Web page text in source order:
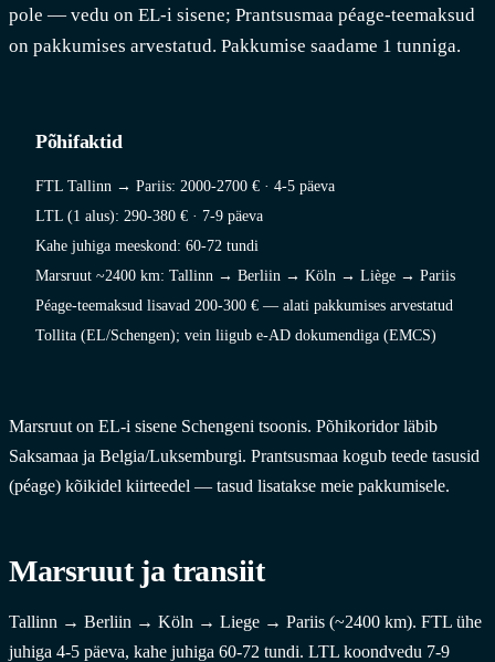
pole — vedu on EL-i sisene; Prantsusmaa péage-teemaksud
on pakkumises arvestatud. Pakkumise saadame 1 tunniga.
Põhifaktid
FTL Tallinn → Pariis: 2000-2700 € · 4-5 päeva
LTL (1 alus): 290-380 € · 7-9 päeva
Kahe juhiga meeskond: 60-72 tundi
Marsruut ~2400 km: Tallinn → Berliin → Köln → Liège → Pariis
Péage-teemaksud lisavad 200-300 € — alati pakkumises arvestatud
Tollita (EL/Schengen); vein liigub e-AD dokumendiga (EMCS)
Marsruut on EL-i sisene Schengeni tsoonis. Põhikoridor läbib
Saksamaa ja Belgia/Luksemburgi. Prantsusmaa kogub teede tasusid
(péage) kõikidel kiirteedel — tasud lisatakse meie pakkumisele.
Marsruut ja transiit
Tallinn → Berliin → Köln → Liege → Pariis (~2400 km). FTL ühe
juhiga 4-5 päeva, kahe juhiga 60-72 tundi. LTL koondvedu 7-9